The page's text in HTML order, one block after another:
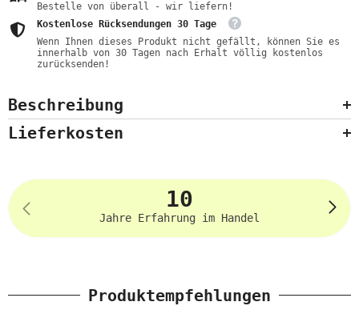
Bestelle von überall - wir liefern!
Kostenlose Rücksendungen 30 Tage
Wenn Ihnen dieses Produkt nicht gefällt, können Sie es
innerhalb von 30 Tagen nach Erhalt völlig kostenlos
zurücksenden!
Beschreibung
Lieferkosten
10
Jahre Erfahrung im Handel
Produktempfehlungen